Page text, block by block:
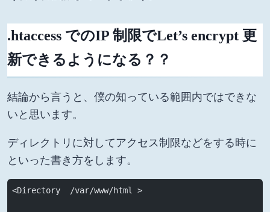
.htaccess でのIP 制限でLet’s encrypt 更
新できるようになる？？
結論から言うと、僕の知っている範囲内ではできな
いと思います。
ディレクトリに対してアクセス制限などをする時に
といった書き方をします。
<Directory  /var/www/html >